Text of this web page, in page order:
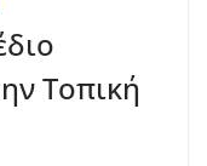
ρο
Τοπική